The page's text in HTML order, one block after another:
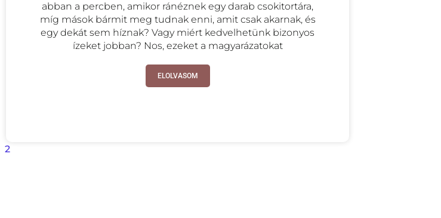
abban a percben, amikor ránéznek egy darab csokitortára,
míg mások bármit meg tudnak enni, amit csak akarnak, és
egy dekát sem híznak? Vagy miért kedvelhetünk bizonyos
ízeket jobban? Nos, ezeket a magyarázatokat
ELOLVASOM
2